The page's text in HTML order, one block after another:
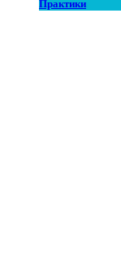
Практики